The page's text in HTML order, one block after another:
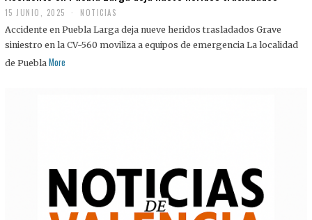
15 JUNIO, 2025 NOTICIAS
Accidente en Puebla Larga deja nueve heridos trasladados Grave
siniestro en la CV-560 moviliza a equipos de emergencia La localidad
de Puebla More